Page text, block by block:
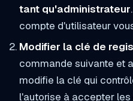
tant qu'administrateur
compte d'utilisateur
Modifier la clé de
commande suivante et
modifie la clé qui
l'autorise à accepter les